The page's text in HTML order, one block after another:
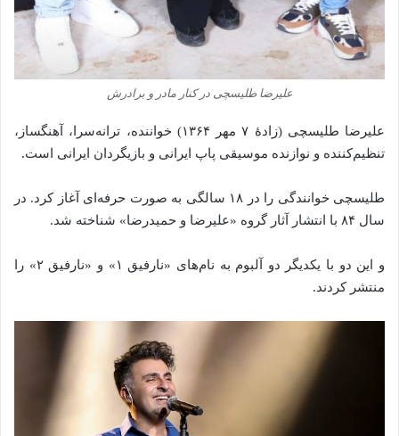
علیرضا طلیسچی در کنار مادر و برادرش
علیرضا طلیسچی (زادهٔ ۷ مهر ۱۳۶۴) خواننده، ترانه‌سرا، آهنگساز،
تنظیم‌کننده و نوازنده موسیقی پاپ ایرانی و بازیگردان ایرانی است.
طلیسچی خوانندگی را در ۱۸ سالگی به صورت حرفه‌ای آغاز کرد. در
سال ۸۴ با انتشار آثار گروه «علیرضا و حمیدرضا» شناخته شد.
و این دو با یکدیگر دو آلبوم به نام‌های «نارفیق ۱» و «نارفیق ۲» را
منتشر کردند.